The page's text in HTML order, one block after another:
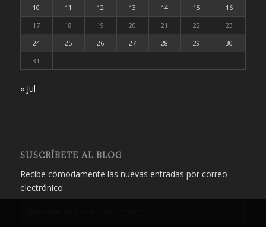
10
11 12 13 14 15
16
17
18 19 20 21 22
23
24
25 26 27 28 29
30
31
« Jul
SUSCRÍBETE AL BLOG
Recibe cómodamente las nuevas entradas por correo
electrónico.